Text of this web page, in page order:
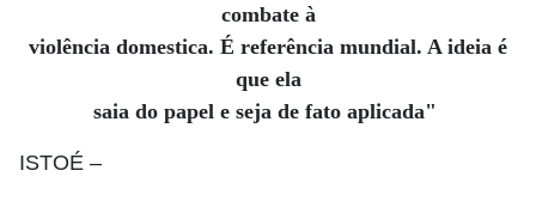
combate à
violência domestica. É referência mundial. A ideia é
que ela
saia do papel e seja de fato aplicada"
ISTOÉ –